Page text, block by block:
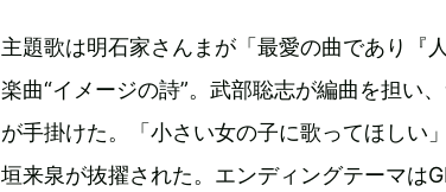
主題歌は明石家さんまが「最愛の曲であり『
楽曲“イメージの詩”。武部聡志が編曲を担い
が手掛けた。「小さい女の子に歌ってほしい
垣来泉が抜擢された。エンディングテーマは